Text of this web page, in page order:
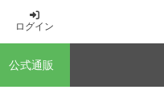
ログイン
公式通販